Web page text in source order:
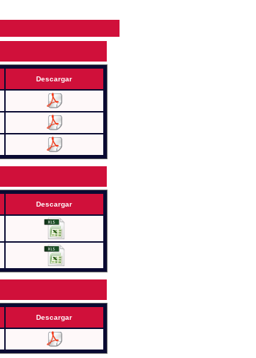
Descargar
Descargar
Descargar